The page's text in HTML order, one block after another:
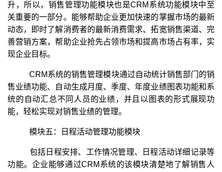
升，所以，销售管理功能模块也是CRM系统功能模块中至
关重要的一部分。能够帮助企业更加快速的掌握市场的最新
动态，即时了解消费者的最新消费需求、拓宽销售渠道、完
善营销方案，帮助企业抢先占领市场和提高市场占有率，实
现企业目标。
CRM系统的销售管理模块通过自动统计销售部门的销
售业绩功能、自动生成月度、季度、年度业绩图表功能和系
统的自动汇总不同人员的业绩，并且以图表的形式展现功
能，轻松实现对销售业绩的管理。
模块五：日程活动管理功能模块
包括日程安排、工作情况管理、日程活动详细记录等
功能。企业能够通过CRM系统的该模块清楚地了解销售人